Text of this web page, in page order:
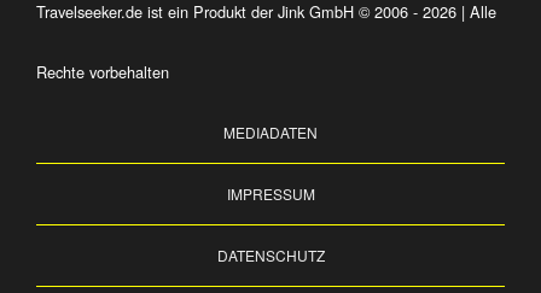
Travelseeker.de ist ein Produkt der Jink GmbH © 2006 - 2026 | Alle
Rechte vorbehalten
MEDIADATEN
IMPRESSUM
DATENSCHUTZ